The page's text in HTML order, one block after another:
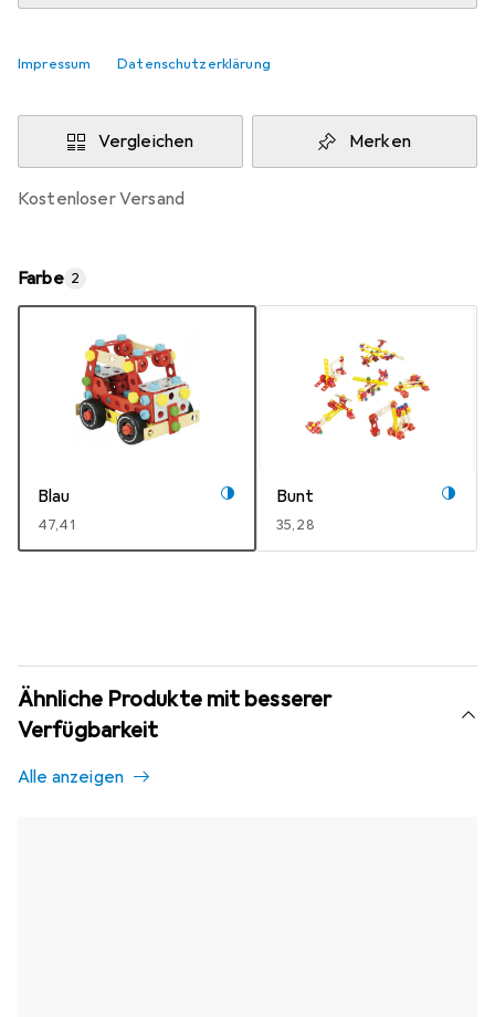
Impressum Datenschutzerklärung
Vergleichen Merken
kostenloser Versand
Farbe 2
Blau
EUR
47,41
Bunt
EUR
35,28
Ähnliche Produkte mit besserer
Verfügbarkeit
Alle anzeigen